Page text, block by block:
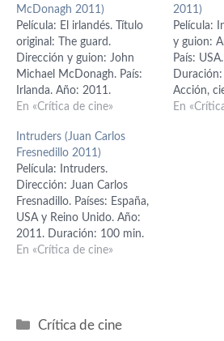
McDonagh 2011)
Película: El irlandés. Título
original: The guard.
Dirección y guion: John
Michael McDonagh. País:
Irlanda. Año: 2011.
Duración: 96 min. Género:
Interpretación: Brendan
Gleeson (sargento Gerry
Boyle), Don Cheadle (agente
federal Wendell Everett),
Mark Strong (Clive Cornell),
Liam Cunningham (Francis
Sheehy-Skelfington),
Fionnula Flanagan (Eileen
En «Crítica de cine»
2011)
Película:
y guion:
País:
Acción,
thriller.
En
Intruders (Juan Carlos
Fresnedillo 2011)
Película: Intruders.
Dirección: Juan Carlos
Fresnadillo. Países: España,
USA y Reino Unido. Año:
2011. Duración: 100 min.
Género: Terror, suspense,
Daniel Brühl (padre
En «Crítica de cine»
Categorías
Crítica de cine